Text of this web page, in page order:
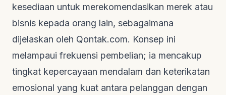
kesediaan untuk merekomendasikan merek atau
bisnis kepada orang lain, sebagaimana
dijelaskan oleh Qontak.com. Konsep ini
melampaui frekuensi pembelian; ia mencakup
tingkat kepercayaan mendalam dan keterikatan
emosional yang kuat antara pelanggan dengan